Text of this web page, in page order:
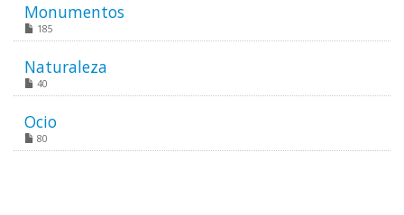
Monumentos
185
Naturaleza
40
Ocio
80